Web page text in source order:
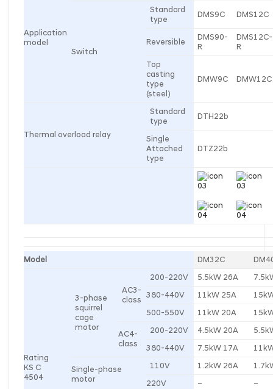
Application
model
Switch
Standard
type
DMS9C DMS12C
Reversible
DMS90-
R
DMS12C-
R
Top
casting
type
(steel)
DMW9C DMW12C
Thermal overload relay
Standard
type
DTH22b
Single
Attached
type
DTZ22b
Model DM32C
Rating
KS C
4504
3-phase
squirrel
cage
motor
AC3-
class
200-220V 5.5kW 26A
380-440V
11kW 25A
500-550V
11kW 20A
AC4-
class
200-220V 4.5kW 20A
380-440V
7.5kW 17A
Single-phase
motor
110V 1.2kW 26A
220V
– –